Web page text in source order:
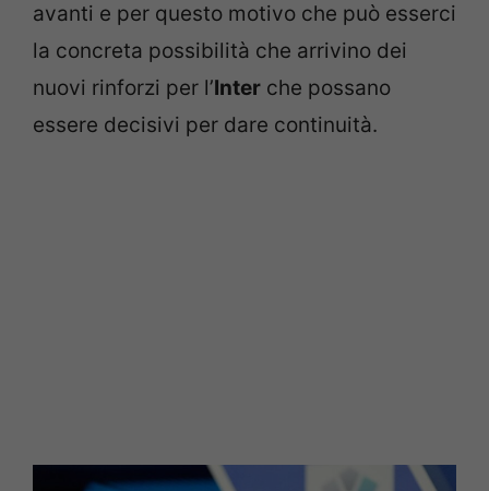
avanti e per questo motivo che può esserci
la concreta possibilità che arrivino dei
nuovi rinforzi per l’Inter che possano
essere decisivi per dare continuità.